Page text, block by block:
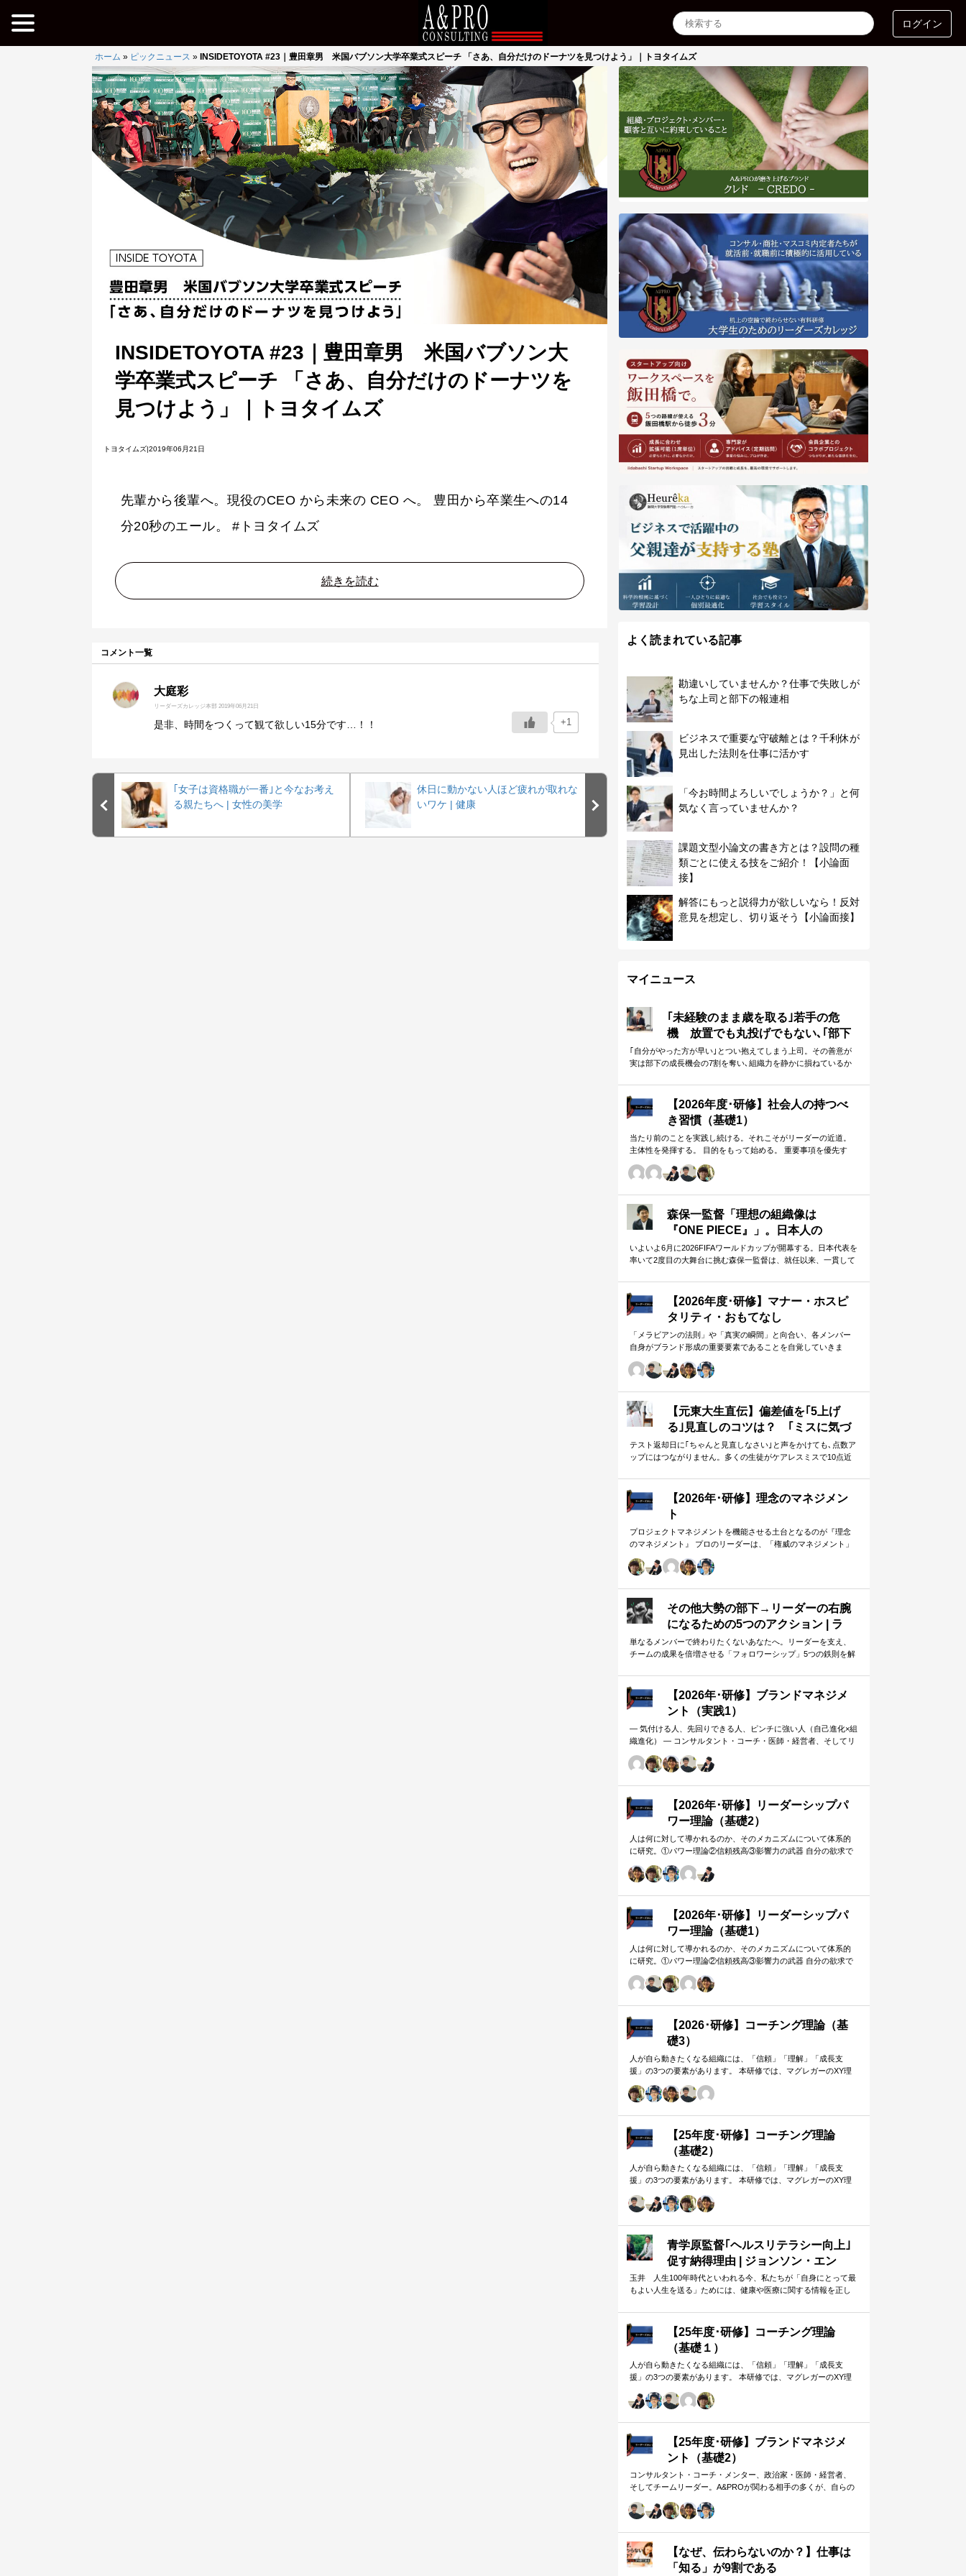
ログイン
ホーム » ピックニュース » INSIDETOYOTA #23｜豊田章男 米国バブソン大学卒業式スピーチ 「さあ、自分だけのドーナツを見つけよう」｜トヨタイムズ
INSIDETOYOTA #23｜豊田章男 米国バブソン大
学卒業式スピーチ 「さあ、自分だけのドーナツを
見つけよう」｜トヨタイムズ
トヨタイムズ|2019年06月21日
先輩から後輩へ。現役のCEO から未来の CEO へ。 豊田から卒業生への14
分20秒のエール。 #トヨタイムズ
続きを読む
コメント一覧
大庭彩
リーダーズカレッジ本部 2019年06月21日
是非、時間をつくって観て欲しい15分です…！！ +1
休日に動かない人ほど疲れが取れな
いワケ | 健康
｢女子は資格職が一番｣と今なお考え
る親たちへ | 女性の美学
よく読まれている記事
勘違いしていませんか？仕事で失敗しが
ちな上司と部下の報連相
ビジネスで重要な守破離とは？千利休が
見出した法則を仕事に活かす
「今お時間よろしいでしょうか？」と何
気なく言っていませんか？
課題文型小論文の書き方とは？設問の種
類ごとに使える技をご紹介！【小論面
接】
解答にもっと説得力が欲しいなら！反対
意見を想定し、切り返そう【小論面接】
マイニュース
｢未経験のまま歳を取る｣若手の危
機 放置でも丸投げでもない､｢部下
に任せることができる上司｣になる
方法
｢自分がやった方が早い｣とつい抱えてしまう上司。その善意が
実は部下の成長機会の7割を奪い､組織力を静かに損ねているか
【2026年度･研修】社会人の持つべ
き習慣（基礎1）
当たり前のことを実践し続ける。それこそがリーダーの近道。
主体性を発揮する。 目的をもって始める。 重要事項を優先す
いきます。 評論家ではなく、我がこととして取り組むメンバー
森保一監督「理想の組織像は
『ONE PIECE』」。日本人の
「和」と「魂」を武器に世界へ挑む
①
いよいよ6月に2026FIFAワールドカップが開幕する。日本代表を
率いて2度目の大舞台に挑む森保一監督は、就任以来、一貫して
【2026年度･研修】マナー・ホスピ
タリティ・おもてなし
「メラビアンの法則」や「真実の瞬間」と向合い、各メンバー
自身がブランド形成の重要要素であることを自覚していきま
ナー」「サービス」「ホスピタリティ」「おもてなし」の違い
ーに提供したいリーダーのための研修です。
【元東大生直伝】偏差値を｢5上げ
る｣見直しのコツは？ ｢ミスに気づ
かない｣無意味な作業から脱却を…
カギは試験"前"
テスト返却日に｢ちゃんと見直しなさい｣と声をかけても､点数ア
ップにはつながりません。多くの生徒がケアレスミスで10点近
【2026年･研修】理念のマネジメン
ト
プロジェクトマネジメントを機能させる土台となるのが『理念
のマネジメント』 プロのリーダーは、「権威のマネジメント」
「好き・嫌い」や「多数決」ではなく、説得力ある提案を互い
その他大勢の部下→リーダーの右腕
になるための5つのアクション | ラ
イフハッカー・ジャパン
単なるメンバーで終わりたくないあなたへ。リーダーを支え、
チームの成果を倍増させる「フォロワーシップ」5つの鉄則を解
【2026年･研修】ブランドマネジメ
ント（実践1）
― 気付ける人、先回りできる人、ピンチに強い人（自己進化×組
織進化） ― コンサルタント・コーチ・医師・経営者、そしてリ
【2026年･研修】リーダーシップパ
ワー理論（基礎2）
人は何に対して導かれるのか、そのメカニズムについて体系的
に研究。①パワー理論②信頼残高③影響力の武器 自分の欲求で
【2026年･研修】リーダーシップパ
ワー理論（基礎1）
人は何に対して導かれるのか、そのメカニズムについて体系的
に研究。①パワー理論②信頼残高③影響力の武器 自分の欲求で
【2026･研修】コーチング理論（基
礎3）
人が自ら動きたくなる組織には、「信頼」「理解」「成長支
援」の3つの要素があります。 本研修では、マグレガーのXY理
「人はなぜ動くのか」「どうすれば自ら動くようになるのか」
顧客対応の難航など）を、“人間理解”を通して紐解く実践型のプ
ログラムです。
【25年度･研修】コーチング理論
（基礎2）
人が自ら動きたくなる組織には、「信頼」「理解」「成長支
援」の3つの要素があります。 本研修では、マグレガーのXY理
「人はなぜ動くのか」「どうすれば自ら動くようになるのか」
顧客対応の難航など）を、“人間理解”を通して紐解く実践型のプ
ログラムです。
青学原監督｢ヘルスリテラシー向上｣
促す納得理由 | ジョンソン・エン
ド・ジョンソン | 東洋経済オンライ
ン
玉井 人生100年時代といわれる今、私たちが「自身にとって最
もよい人生を送る」ためには、健康や医療に関する情報を正し
【25年度･研修】コーチング理論
（基礎１）
人が自ら動きたくなる組織には、「信頼」「理解」「成長支
援」の3つの要素があります。 本研修では、マグレガーのXY理
「人はなぜ動くのか」「どうすれば自ら動くようになるのか」
顧客対応の難航など）を、“人間理解”を通して紐解く実践型のプ
ログラムです。
【25年度･研修】ブランドマネジメ
ント（基礎2）
コンサルタント・コーチ・メンター、政治家・医師・経営者、
そしてチームリーダー。A&PROが関わる相手の多くが、自らの
【なぜ、伝わらないのか？】仕事は
「知る」が9割である